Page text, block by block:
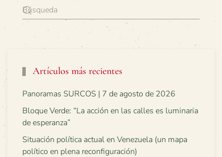
Artículos más recientes
Panoramas SURCOS | 7 de agosto de 2026
Bloque Verde: “La acción en las calles es luminaria
de esperanza”
Situación política actual en Venezuela (un mapa
político en plena reconfiguración)